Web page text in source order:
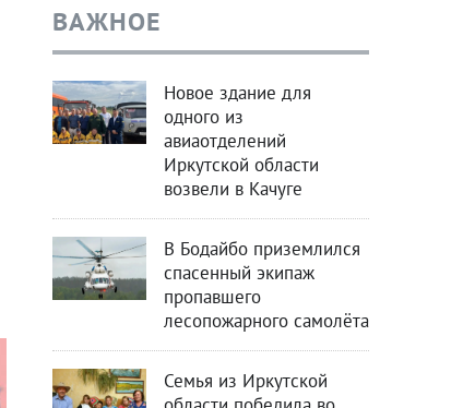
ВАЖНОЕ
Новое здание для
одного из
авиаотделений
Иркутской области
возвели в Качуге
В Бодайбо приземлился
спасенный экипаж
пропавшего
лесопожарного самолёта
Семья из Иркутской